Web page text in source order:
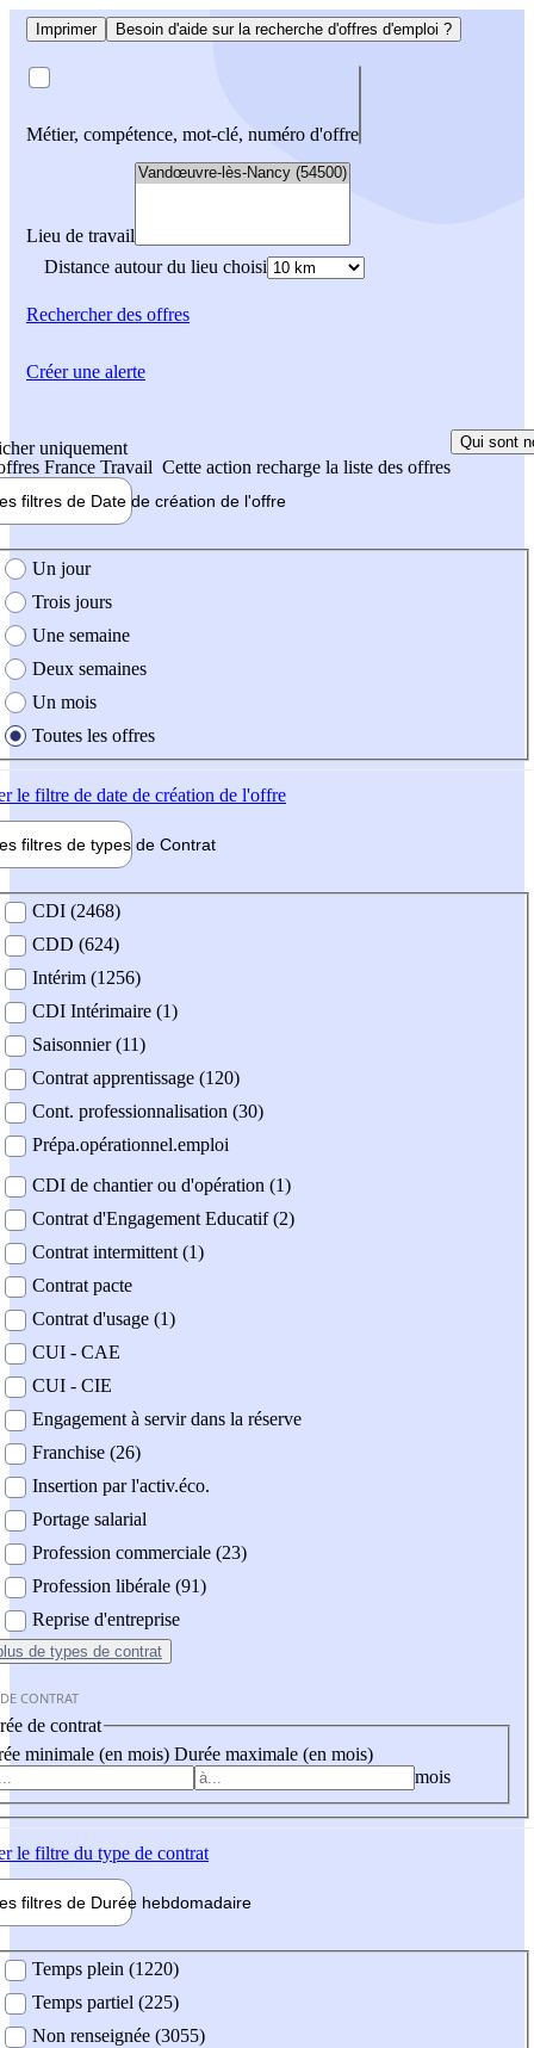
Imprimer Besoin d'aide sur la recherche d'offres d'emploi ?
Métier, compétence, mot-clé, numéro d'offre
Lieu de travail
Distance autour du lieu choisi
Rechercherdes offres
uniquement
France Travail Cette action recharge la liste des offres
Qui sont
filtres de Date de création de l'offre
création de l'offre
Un jour
Trois jours
Une semaine
Deux semaines
Un mois
Toutes les offres
le filtre de date de création de l'offre
filtres de types de Contrat
contrat
CDI (2468)
CDD (624)
Intérim (1256)
CDI Intérimaire (1)
Saisonnier (11)
Contrat apprentissage (120)
Cont. professionnalisation (30)
Prépa.opérationnel.emploi
CDI de chantier ou d'opération (1)
Contrat d'Engagement Educatif (2)
Contrat intermittent (1)
Contrat pacte
Contrat d'usage (1)
CUI - CAE
CUI - CIE
Engagement à servir dans la réserve
Franchise (26)
Insertion par l'activ.éco.
Portage salarial
Profession commerciale (23)
Profession libérale (91)
Reprise d'entreprise
de types de contrat
CONTRAT
de contrat
minimale (en mois) Durée maximale (en mois)
mois
le filtre du type de contrat
filtres de Durée hebdomadaire
Temps plein (1220)
Temps partiel (225)
Non renseignée (3055)
Créer une alerte